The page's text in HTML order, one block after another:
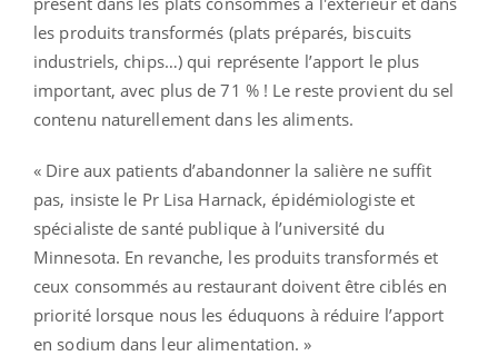
les produits transformés (plats préparés, biscuits
industriels, chips…) qui représente l’apport le plus
important, avec plus de 71 % ! Le reste provient du sel
contenu naturellement dans les aliments.
« Dire aux patients d’abandonner la salière ne suffit
pas, insiste le Pr Lisa Harnack, épidémiologiste et
spécialiste de santé publique à l’université du
Minnesota. En revanche, les produits transformés et
ceux consommés au restaurant doivent être ciblés en
priorité lorsque nous les éduquons à réduire l’apport
en sodium dans leur alimentation. »